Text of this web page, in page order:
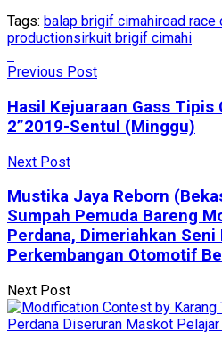
Tags: balap brigif cimahiroad race
productionsirkuit brigif cimahi
Previous Post
Hasil Kejuaraan Gass Tipis
2”2019-Sentul (Minggu)
Next Post
Mustika Jaya Reborn
Sumpah Pemuda Bareng
Perdana, Dimeriahkan
Perkembangan Otomotif
Next Post